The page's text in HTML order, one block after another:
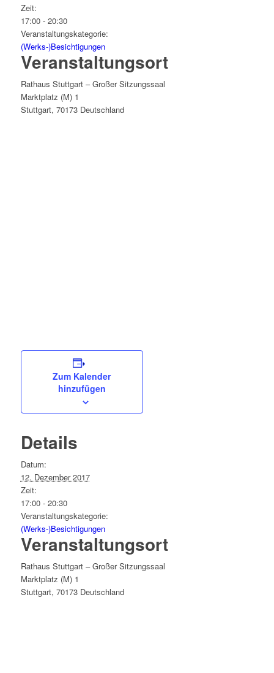
Zeit:
17:00 - 20:30
Veranstaltungskategorie:
(Werks-)Besichtigungen
Veranstaltungsort
Rathaus Stuttgart – Großer Sitzungssaal
Marktplatz (M) 1
Stuttgart, 70173 Deutschland
Zum Kalender
hinzufügen
Details
Datum:
12. Dezember 2017
Zeit:
17:00 - 20:30
Veranstaltungskategorie:
(Werks-)Besichtigungen
Veranstaltungsort
Rathaus Stuttgart – Großer Sitzungssaal
Marktplatz (M) 1
Stuttgart, 70173 Deutschland